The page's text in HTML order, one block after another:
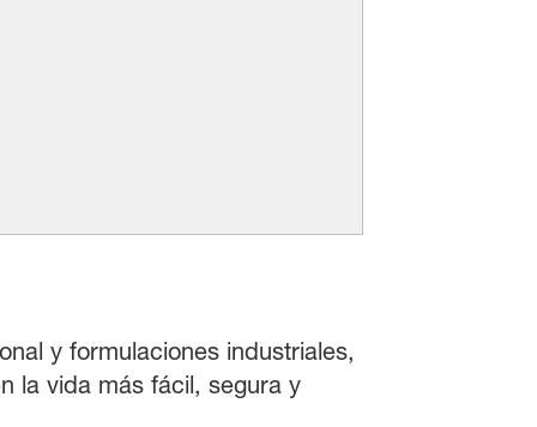
y formulaciones industriales,
la vida más fácil, segura y